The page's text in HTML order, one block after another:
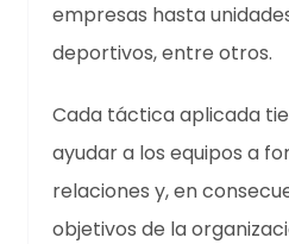
empresas hasta
deportivos, entre otros.
Cada táctica aplicada
ayudar a los equipos a
relaciones y, en
objetivos de la